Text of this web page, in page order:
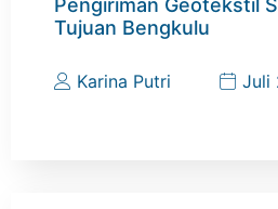
Tujuan Bengkulu
Karina Putri Juli